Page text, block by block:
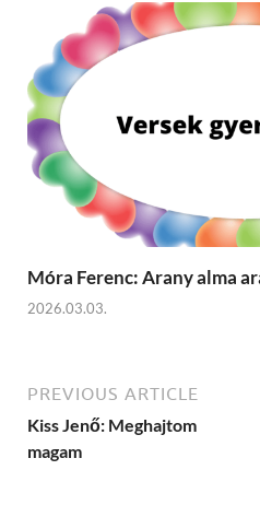
Móra Ferenc: Arany alma
2026.03.03.
PREVIOUS ARTICLE
Kiss Jenő: Meghajtom
magam